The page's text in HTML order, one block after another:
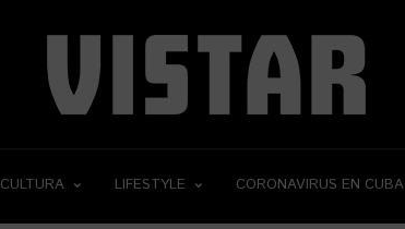
CULTURA LIFESTYLE CORONAVIRUS EN CUBA